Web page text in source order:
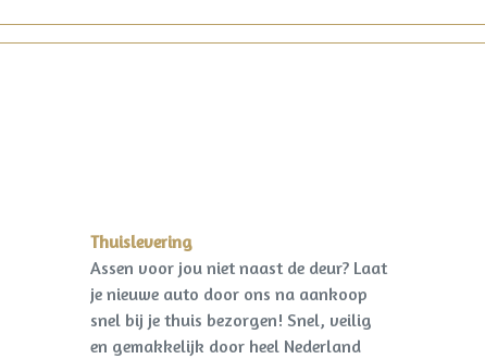
Thuislevering
Assen voor jou niet naast de deur? Laat
je nieuwe auto door ons na aankoop
snel bij je thuis bezorgen! Snel, veilig
en gemakkelijk door heel Nederland